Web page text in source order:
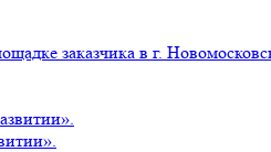
заказчика в г.